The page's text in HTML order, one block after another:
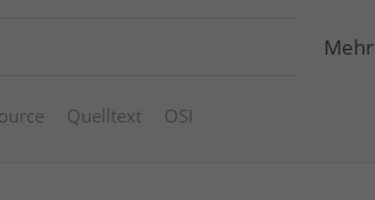
Mehr
Quelltext OSI